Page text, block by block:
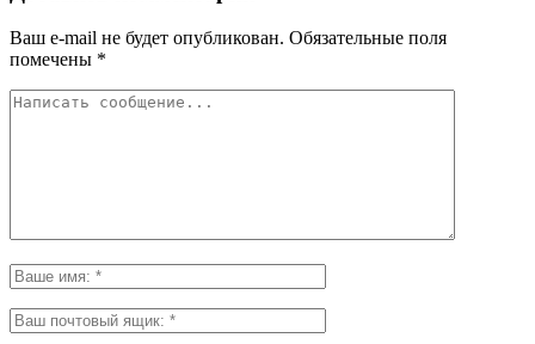
Ваш e-mail не будет опубликован. Обязательные поля
помечены *